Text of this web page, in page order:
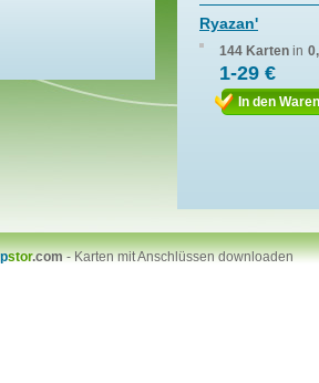
Ryazan'
144 Karten in
1-29 €
In den
stor.com-Karten mit Anschlüssen downloaden